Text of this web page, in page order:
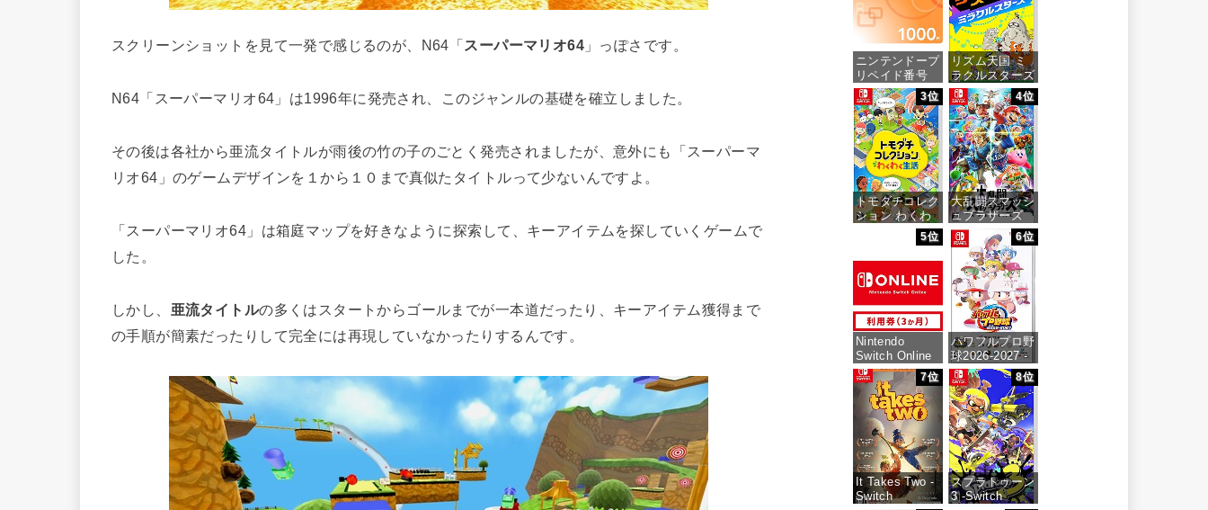
スクリーンショットを見て一発で感じるのが、N64「スーパーマリオ64 」っぽさです。
N64「スーパーマリオ64」は1996年に発売され、このジャンルの基礎を確立しました。
その後は各社から亜流タイトルが雨後の竹の子のごとく発売されましたが、意外にも「スーパーマ
リオ64」のゲームデザインを１から１０まで真似たタイトルって少ないんですよ。
「スーパーマリオ64」は箱庭マップを好きなように探索して、キーアイテムを探していくゲームで
した。
しかし、 亜流タイトルの多くはスタートからゴールまでが一本道だったり、キーアイテム獲得まで
の手順が簡素だったりして完全には再現していなかったりするんです。
ニンテンドープ
リペイド番号
1000円|オンラ
インコード版
価格：¥1,000
リズム天国 ミ
ラクルスターズ
-Switch
価格：¥5,595
3位
トモダチコレク
ション わくわ
く生活 -Switch
価格：¥6,155
4位
大乱闘スマッシ
ュブラザーズ
SPECIAL -
Switch
価格：¥6,473
5位
Nintendo
Switch Online
利用券(個人プ
ラン3か月)|オ
ンラインコード
版
価格：¥900
6位
パワフルプロ野
球2026-2027 -
Switch
価格：¥6,927
7位
It Takes Two -
Switch
8位
スプラトゥーン
3 -Switch